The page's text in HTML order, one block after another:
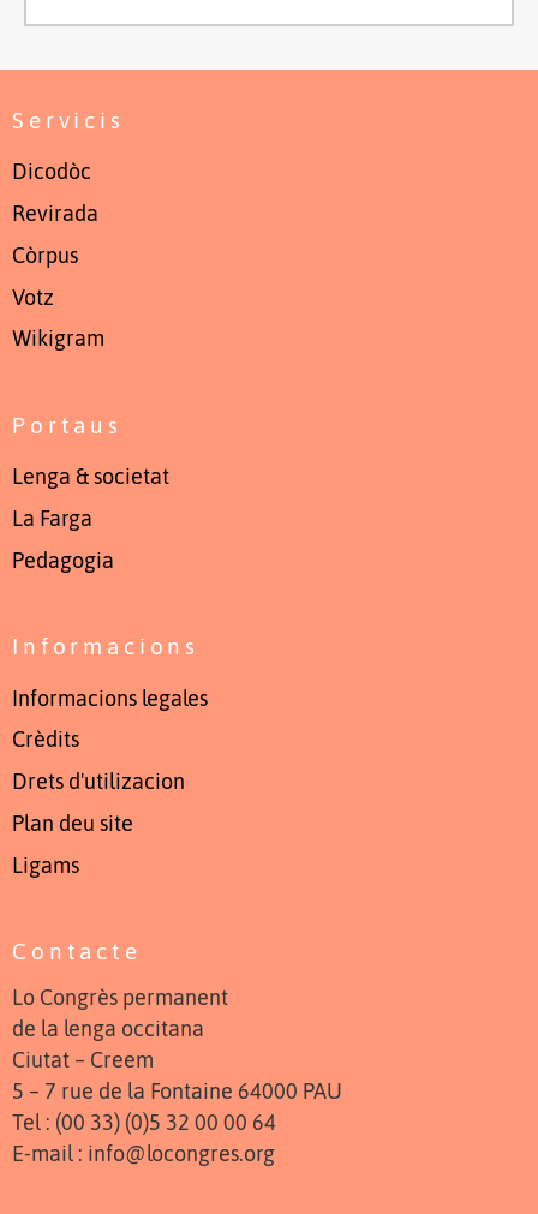
Servicis
Dicodòc
Revirada
Còrpus
Votz
Wikigram
Portaus
Lenga & societat
La Farga
Pedagogia
Informacions
Informacions legales
Crèdits
Drets d'utilizacion
Plan deu site
Ligams
Contacte
Lo Congrès permanent
de la lenga occitana
Ciutat – Creem
5 – 7 rue de la Fontaine 64000 PAU
Tel : (00 33) (0)5 32 00 00 64
E-mail : info@locongres.org